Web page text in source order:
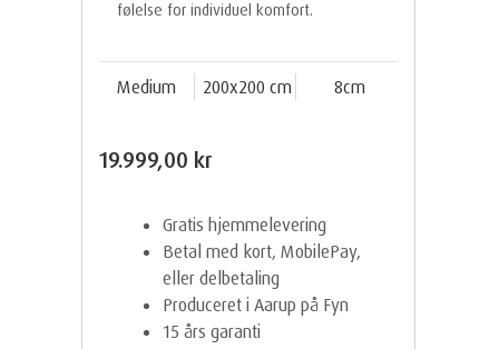
følelse for individuel komfort.
Medium 200x200 cm 8cm
19.999,00 kr
Gratis hjemmelevering
Betal med kort, MobilePay,
eller delbetaling
Produceret i Aarup på Fyn
15 års garanti